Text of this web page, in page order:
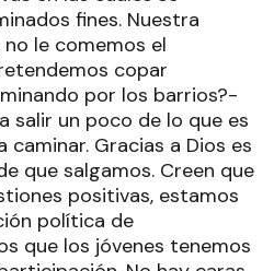
fines. Nuestra
le comemos el
copar
por los barrios?-
salir un poco de lo que es
Gracias a Dios es
que salgamos. Creen que
positivas, estamos
política de
que los jóvenes tenemos